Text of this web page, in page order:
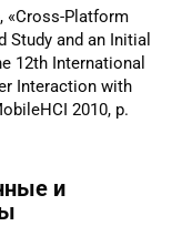
«Cross-Platform
Study and an Initial
12th International
Interaction with
2010, p.
и